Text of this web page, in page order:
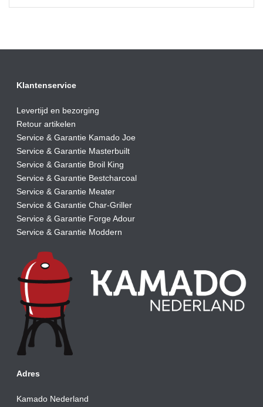
Klantenservice
Levertijd en bezorging
Retour artikelen
Service & Garantie Kamado Joe
Service & Garantie Masterbuilt
Service & Garantie Broil King
Service & Garantie Bestcharcoal
Service & Garantie Meater
Service & Garantie Char-Griller
Service & Garantie Forge Adour
Service & Garantie Moddern
Adres
Kamado Nederland